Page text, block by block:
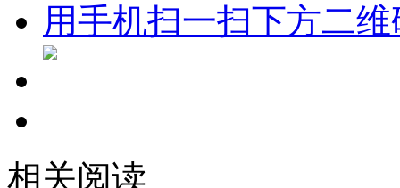
用手机扫一扫下方二
相关阅读